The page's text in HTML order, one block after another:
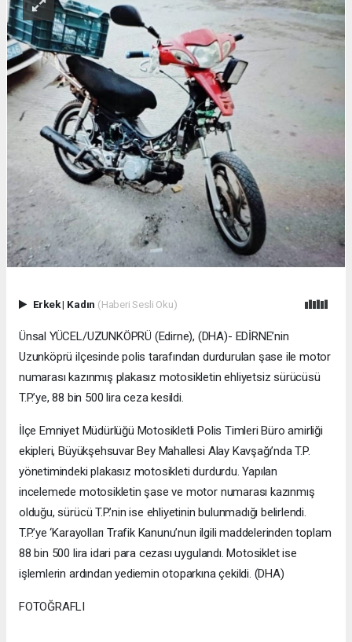
Erkek| Kadın (Haberi Sesli Oku)
Ünsal YÜCEL/UZUNKÖPRÜ (Edirne), (DHA)- EDİRNE’nin
Uzunköprü ilçesinde polis tarafından durdurulan şase ile motor
numarası kazınmış plakasız motosikletin ehliyetsiz sürücüsü
T.P.’ye, 88 bin 500 lira ceza kesildi.
İlçe Emniyet Müdürlüğü Motosikletli Polis Timleri Büro amirliği
ekipleri, Büyükşehsuvar Bey Mahallesi Alay Kavşağı’nda T.P.
yönetimindeki plakasız motosikleti durdurdu. Yapılan
incelemede motosikletin şase ve motor numarası kazınmış
olduğu, sürücü T.P.’nin ise ehliyetinin bulunmadığı belirlendi.
T.P.’ye ‘Karayolları Trafik Kanunu’nun ilgili maddelerinden toplam
88 bin 500 lira idari para cezası uygulandı. Motosiklet ise
işlemlerin ardından yediemin otoparkına çekildi. (DHA)
FOTOĞRAFLI